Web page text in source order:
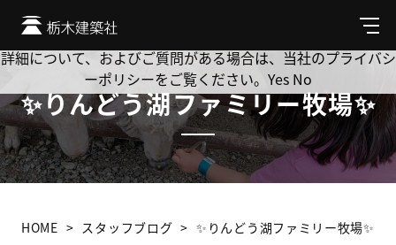
メ
ニ
ュ
✨りんどう湖ファミリー牧場✨
HOME スタッフブログ ✨りんどう湖ファミリー牧場✨
Cookie を使用して、お客様の活動を追跡してもよろしいです
か? 当社ではお客様のプライバシーを極めて重視しています。
詳細について、およびご質問がある場合は、当社のプライバシ
ーポリシーをご覧ください。 Yes No